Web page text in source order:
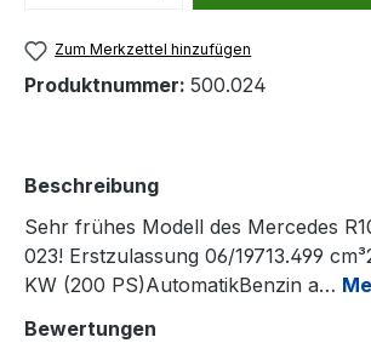
Zum Merkzettel hinzufügen
Produktnummer: 500.024
Beschreibung
Sehr frühes Modell des Mercedes
023! Erstzulassung 06/19713.499
KW (200 PS)AutomatikBenzin a…
Bewertungen